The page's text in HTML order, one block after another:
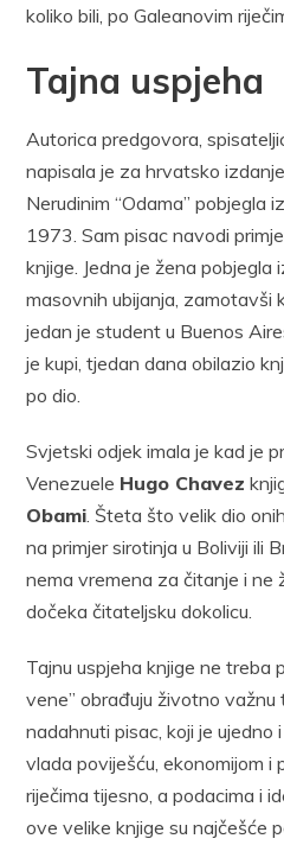
koliko bili, po Galeanovim
Tajna uspjeha
Autorica predgovora,
napisala je za hrvatsko
Nerudinim “Odama” pobjegla
1973. Sam pisac navodi
knjige. Jedna je žena pobjegla
masovnih ubijanja, zamotavši
jedan je student u Buenos
je kupi, tjedan dana obilazio
po dio.
Svjetski odjek imala je kad je
Venezuele Hugo Chavez
Obami . Šteta što velik dio
na primjer sirotinja u Boliviji ili
nema vremena za čitanje i ne
dočeka čitateljsku dokolicu.
Tajnu uspjeha knjige ne treba
vene” obrađuju životno
nadahnuti pisac, koji je
vlada poviješću, ekonomijom i
riječima tijesno, a podacima i
ove velike knjige su najčešće